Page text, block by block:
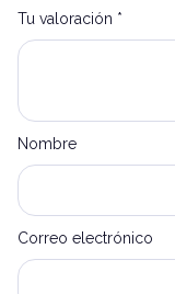
Tu valoración *
Nombre
Correo electrónico